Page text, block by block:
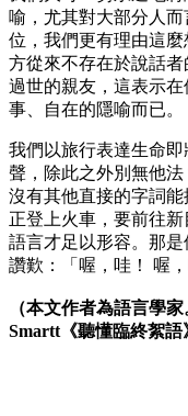
喻，尤其對大部分人
位，我們更有理由這
方從來不存在於說話
過世的親友，這表示
事、自在的隱喻而已。
我們以旅行表達生命
聲，除此之外別無他
沒有其他直接的字詞
正登上火車，要前往
語言才足以形容。那
讚歎：「喔，哇！ 喔
（本文作者為語言學
Smartt《聽懂臨終絮語